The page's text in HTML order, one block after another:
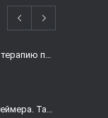
Когда есть смысл проводить химиотерапию при раке толстой кишки?
Виагра снижает риск болезни Альцгеймера. Так ли это?